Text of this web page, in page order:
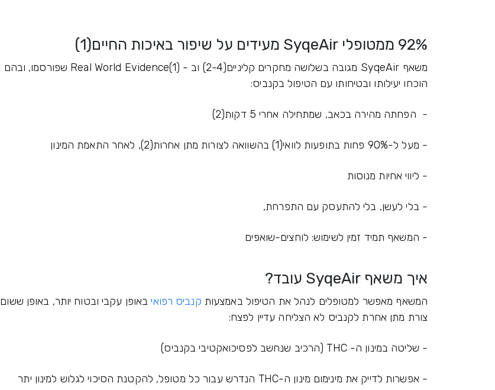
92% ממטופלי SyqeAir מעידים על שיפור באיכות החיים(1)
משאף SyqeAir מגובה בשלושה מחקרים קליניים(2-4) וב - Real World Evidence(1) שפורסמו, ובהם
הוכחו יעילותו ובטיחותו עם הטיפול בקנביס:
- הפחתה מהירה בכאב, שמתחילה אחרי 5 דקות(2)
- מעל ל-90% פחות בתופעות לוואי(1) בהשוואה לצורות מתן אחרות(2), לאחר התאמת המינון
- ליווי אחיות מנוסות
- בלי לעשן, בלי להתעסק עם התפרחת,
- המשאף תמיד זמין לשימוש: לוחצים-שואפים
איך משאף SyqeAir עובד?
המשאף מאפשר למטופלים לנהל את הטיפול באמצעות קנביס רפואיבאופן עקבי ובטוח יותר, באופן ששום
צורת מתן אחרת לקנביס לא הצליחה עדיין לפצח:
- שליטה במינון ה- THC (הרכיב שנחשב לפסיכואקטיבי בקנביס)
- אפשרות לדייק את מינימום מינון ה-THC הנדרש עבור כל מטופל, להקטנת הסיכוי לגלוש למינון יתר